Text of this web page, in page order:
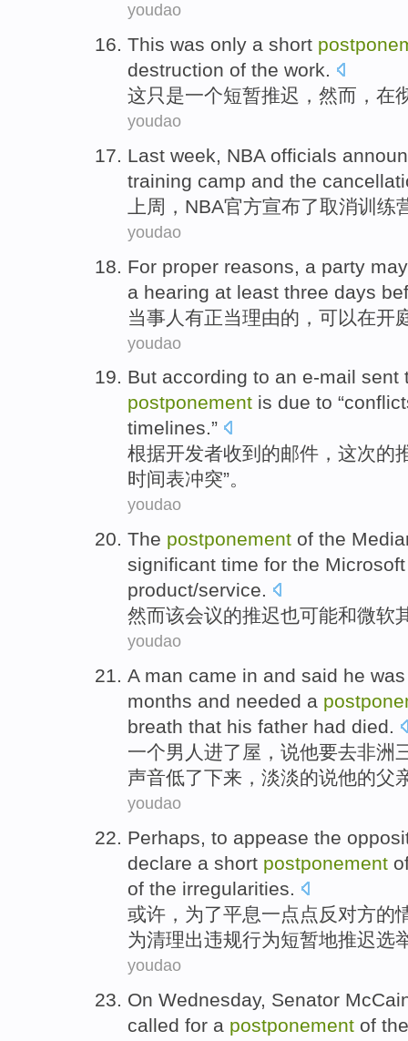
youdao
This was only a short
destruction of the work.
这只是一个短暂推迟 ， 然而 ， 在
youdao
Last week, NBA officials
training camp and the
上周 ， NBA官方宣布了取消训练
youdao
For proper reasons a party may
a hearing at least three days
当事人 有正当理由的 ， 可以在开
youdao
But according to an e-mail sent
postponement is due to “
timelines.”
根据开发者收到的邮件 ， 这次的
时间表冲突”。
youdao
The postponement of the
significant time for the Microsoft
product/service.
然而该会议的推迟也可能和微软
youdao
A man came in and said he
months and needed a
breath that his father had died.
一个男人 进了屋， 说他要去非洲
声音低了下来，淡淡的说他的父
youdao
Perhaps, to appease the
declare a short postponement
of the irregularities.
或许 ， 为了平息一点点反对方的
为清理出违规行为短暂地推迟选
youdao
On Wednesday, Senator
called for a postponement of